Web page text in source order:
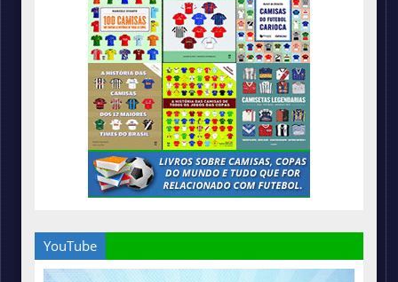
YouTube